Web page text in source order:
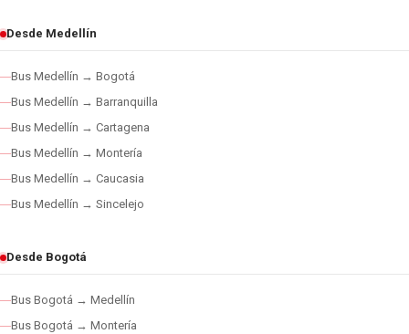
Desde Medellín
Bus Medellín → Bogotá
Bus Medellín → Barranquilla
Bus Medellín → Cartagena
Bus Medellín → Montería
Bus Medellín → Caucasia
Bus Medellín → Sincelejo
Desde Bogotá
Bus Bogotá → Medellín
Bus Bogotá → Montería